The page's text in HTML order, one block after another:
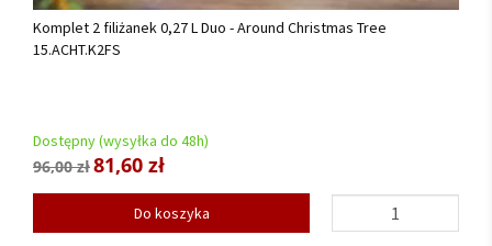
Komplet 2 filiżanek 0,27 L Duo - Around Christmas Tree
15.ACHT.K2FS
Dostępny (wysyłka do 48h)
96,00 zł81,60 zł
Do koszyka